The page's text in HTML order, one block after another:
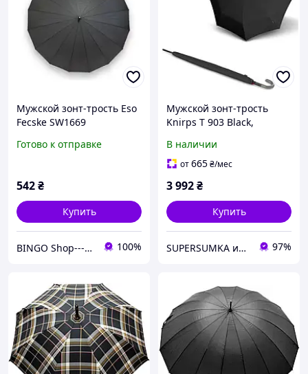
Мужской зонт-трость Eso
Fecske SW1669
антиветер
Готово к отправке
542₴
Купить
BINGO Shop---ви завжди у виграші! 100%
Мужской зонт-трость
Knirps T 903 Black,
В наличии
от665₴/мес
3 992₴
Купить
SUPERSUMKA интернет магазин 97%